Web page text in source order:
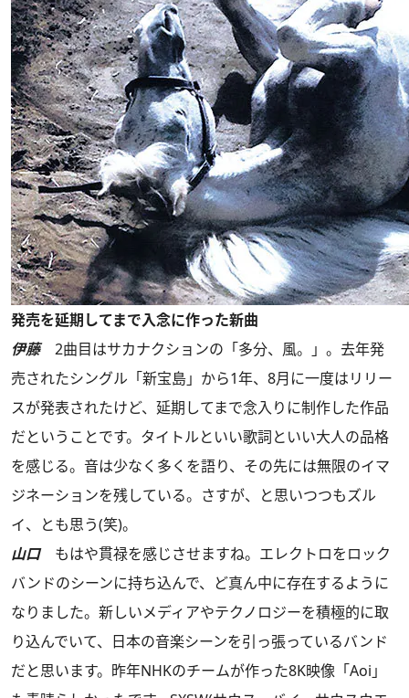
発売を延期してまで入念に作った新曲
伊藤2曲目はサカナクションの「多分、風。」。去年発
売されたシングル「新宝島」から1年、8月に一度はリリー
スが発表されたけど、延期してまで念入りに制作した作品
だということです。タイトルといい歌詞といい大人の品格
を感じる。音は少なく多くを語り、その先には無限のイマ
ジネーションを残している。さすが、と思いつつもズル
イ、とも思う(笑)。
山口もはや貫禄を感じさせますね。エレクトロをロック
バンドのシーンに持ち込んで、ど真ん中に存在するように
なりました。新しいメディアやテクノロジーを積極的に取
り込んでいて、日本の音楽シーンを引っ張っているバンド
だと思います。昨年NHKのチームが作った8K映像「Aoi」